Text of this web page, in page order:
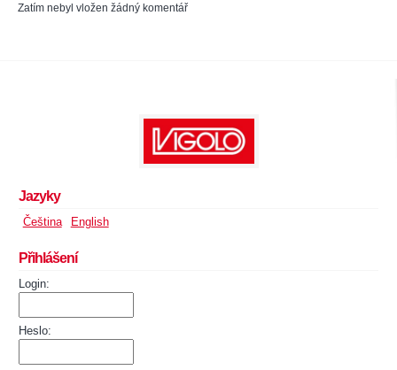
Zatím nebyl vložen žádný komentář
Jazyky
Čeština English
Přihlášení
Login:
Heslo: